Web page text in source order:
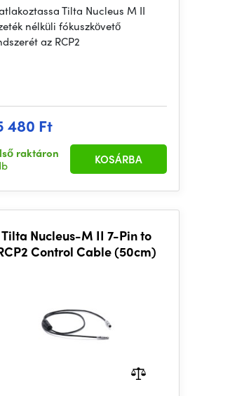
Tilta Nucleus M II
nélküli fókuszkövető
az RCP2
480 Ft
raktáron
KOSÁRBA
Tilta Nucleus-M II 7-Pin to
Control Cable (50cm)